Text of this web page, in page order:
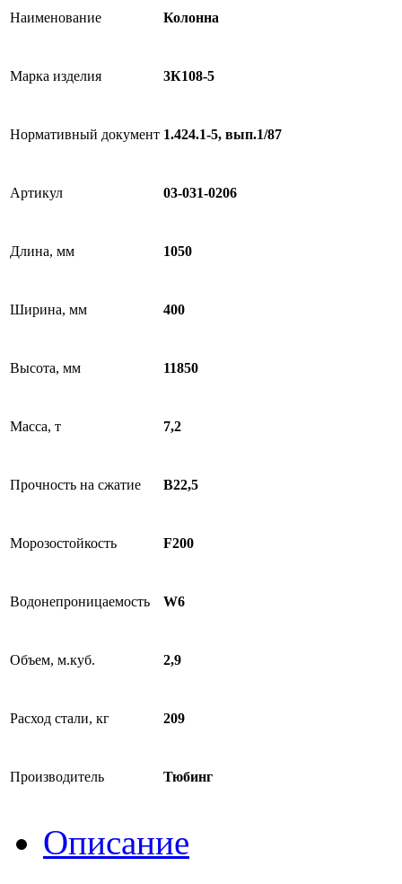
Наименование Колонна
Марка изделия 3К108-5
Нормативный документ 1.424.1-5, вып.1/87
Артикул 03-031-0206
Длина, мм 1050
Ширина, мм 400
Высота, мм 11850
Масса, т 7,2
Прочность на сжатие B22,5
Морозостойкость F200
Водонепроницаемость W6
Объем, м.куб. 2,9
Расход стали, кг 209
Производитель Тюбинг
Описание